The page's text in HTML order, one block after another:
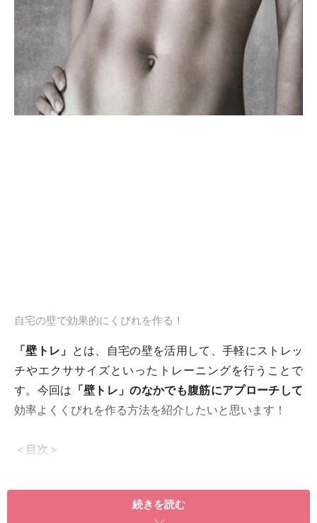
自宅の壁で効果的にくびれを作る！
「壁トレ」 とは、自宅の壁を活用して、手軽にストレッ
チやエクササイズといったトレーニングを行うことで
す。今回は 「壁トレ」のなかでも腹筋にアプローチして
効率よくくびれを作る方法を紹介したいと思います！
＜目次＞
ゴロゴロ寝ながらくびれを作る
続きを読む